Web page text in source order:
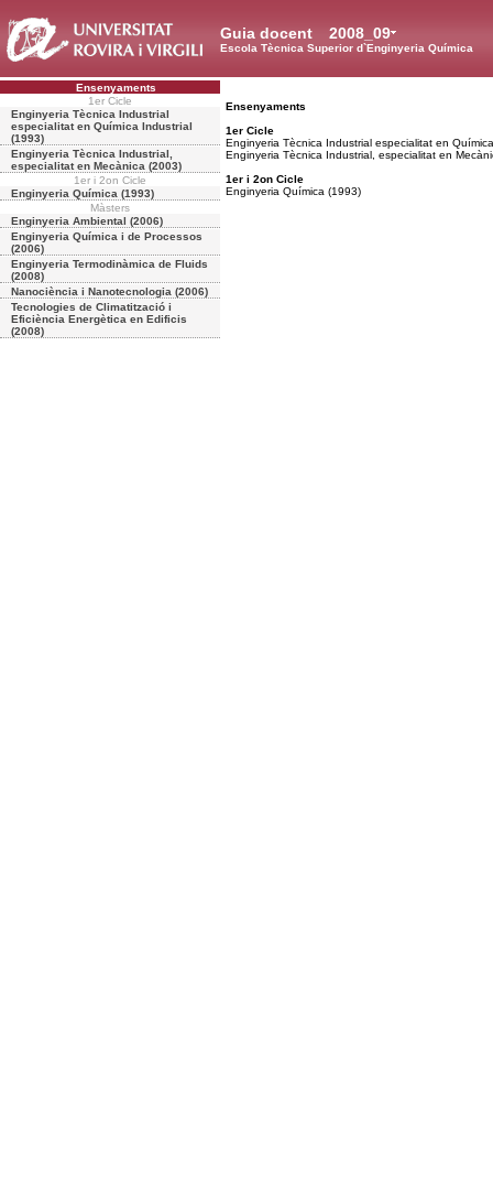
2008_09
Guia docent
Escola Tècnica Superior d`Enginyeria Química
Ensenyaments
1er Cicle
Enginyeria Tècnica Industrial
especialitat en Química Industrial
(1993)
Enginyeria Tècnica Industrial,
especialitat en Mecànica (2003)
1er i 2on Cicle
Enginyeria Química (1993)
Màsters
Enginyeria Ambiental (2006)
Enginyeria Química i de Processos
(2006)
Enginyeria Termodinàmica de Fluids
(2008)
Nanociència i Nanotecnologia (2006)
Tecnologies de Climatització i
Eficiència Energètica en Edificis
(2008)
Ensenyaments
1er Cicle
Enginyeria Tècnica Industrial especialitat en
Enginyeria Tècnica Industrial, especialitat en
1er i 2on Cicle
Enginyeria Química (1993)